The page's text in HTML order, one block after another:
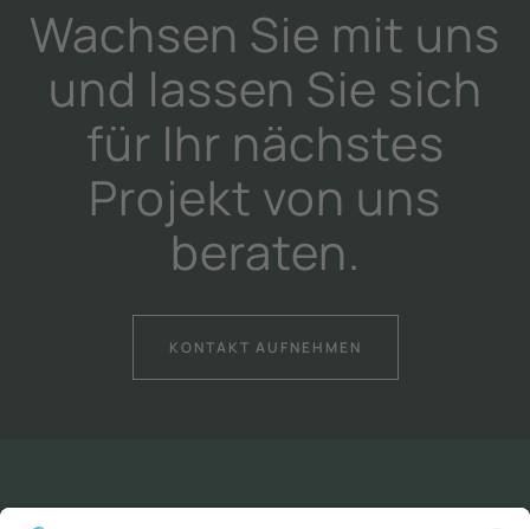
Wachsen Sie mit uns
und lassen Sie sich
für Ihr nächstes
Projekt von uns
beraten.
KONTAKT AUFNEHMEN